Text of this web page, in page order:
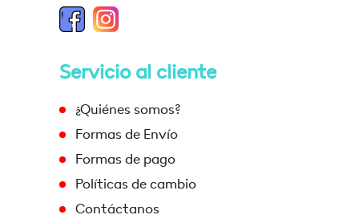
Servicio al cliente
¿Quiénes somos?
Formas de Envío
Formas de pago
Políticas de cambio
Contáctanos